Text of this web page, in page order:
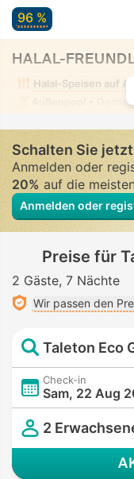
96 %
HALAL-
Halal-Speisen auf
•
Schalten Sie
Anmelden oder
20%auf die
Anmelden oder
Preise für
2 Gäste 7 Nächte
Wir passen den
Taleton Eco
Check-in
Sam, 22 Aug
2